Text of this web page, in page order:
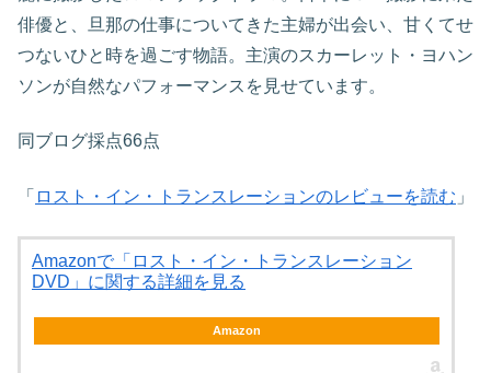
俳優と、旦那の仕事についてきた主婦が出会い、甘くてせ
つないひと時を過ごす物語。主演のスカーレット・ヨハン
ソンが自然なパフォーマンスを見せています。
同ブログ採点66点
「 ロスト・イン・トランスレーションのレビューを読む 」
Amazonで「ロスト・イン・トランスレーション
DVD」に関する詳細を見る
Amazon